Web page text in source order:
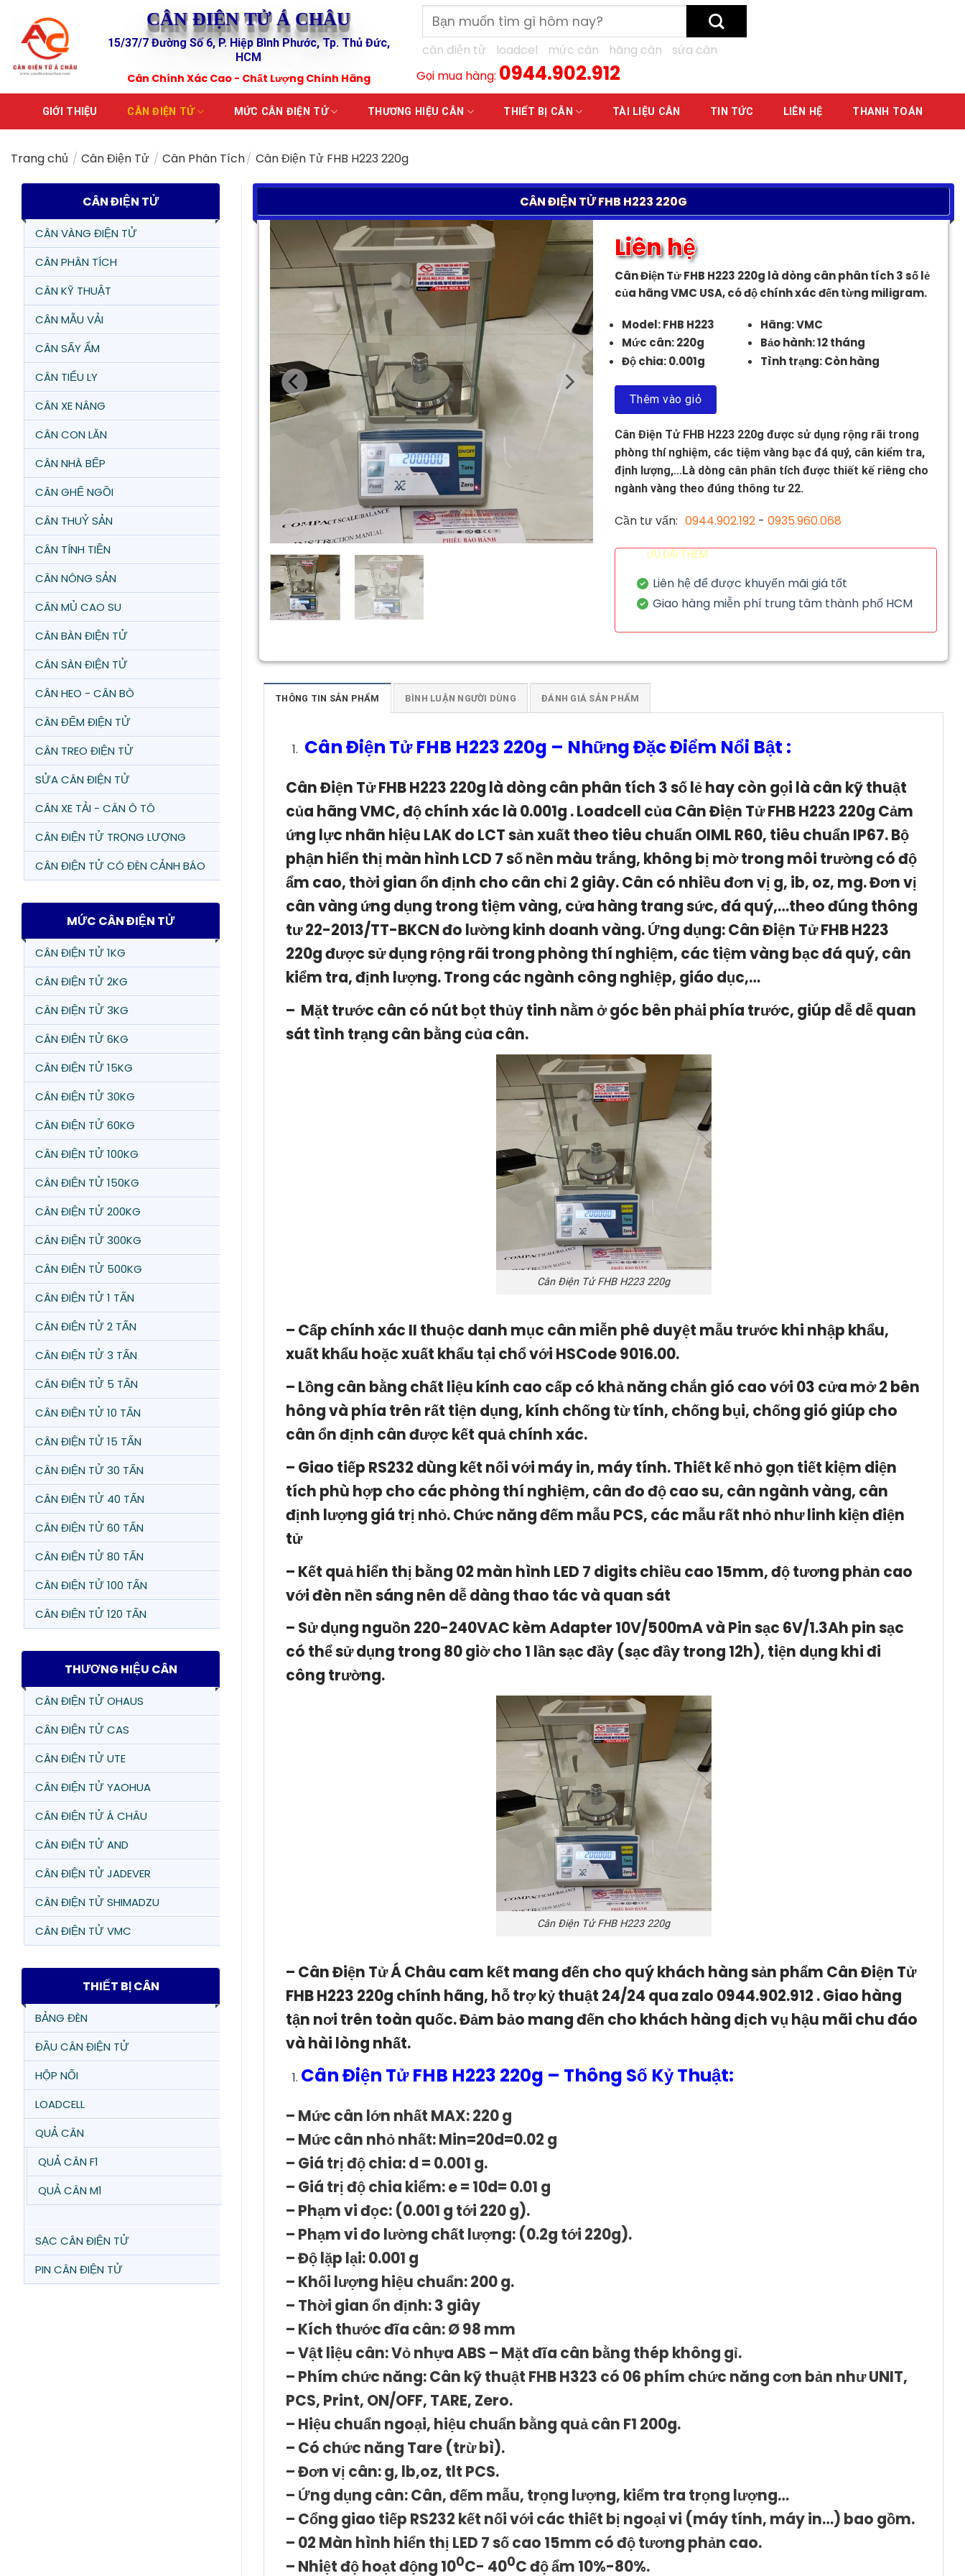
content
CÂN ĐIỆN TỬ Á CHÂU
15/37/7 Đường Số 6, P. Hiệp Bình Phước, Tp. Thủ Đức,
HCM
Cân Chính Xác Cao - Chất Lượng Chính Hãng
Tìm
kiếm:
cân điện tử
loadcel mức cân hãng cân
sứa cân
Gọi mua hàng: 0944.902.912
GIỚI THIỆU CÂN ĐIỆN TỬ MỨC CÂN ĐIỆN TỬ THƯƠNG HIỆU CÂN THIẾT BỊ CÂN TÀI LIỆU CÂN TIN TỨC LIÊN HỆ THANH TOÁN
Trang chủ / Cân Điện Tử / Cân Phân Tích/ Cân Điện Tử FHB H223 220g
CÂN ĐIỆN TỬ
CÂN VÀNG ĐIỆN TỬ
CÂN PHÂN TÍCH
CÂN KỸ THUẬT
CÂN MẪU VẢI
CÂN SẤY ẨM
CÂN TIỂU LY
CÂN XE NÂNG
CÂN CON LĂN
CÂN NHÀ BẾP
CÂN GHẾ NGỒI
CÂN THUỶ SẢN
CÂN TÍNH TIỀN
CÂN NÔNG SẢN
CÂN MỦ CAO SU
CÂN BÀN ĐIỆN TỬ
CÂN SÀN ĐIỆN TỬ
CÂN HEO - CÂN BÒ
CÂN ĐẾM ĐIỆN TỬ
CÂN TREO ĐIỆN TỬ
SỬA CÂN ĐIỆN TỬ
CÂN XE TẢI - CÂN Ô TÔ
CÂN ĐIỆN TỬ TRỌNG LƯỢNG
CÂN ĐIỆN TỬ CÓ ĐÈN CẢNH BÁO
MỨC CÂN ĐIỆN TỬ
CÂN ĐIỆN TỬ 1KG
CÂN ĐIỆN TỬ 2KG
CÂN ĐIỆN TỬ 3KG
CÂN ĐIỆN TỬ 6KG
CÂN ĐIỆN TỬ 15KG
CÂN ĐIỆN TỬ 30KG
CÂN ĐIỆN TỬ 60KG
CÂN ĐIỆN TỬ 100KG
CÂN ĐIỆN TỬ 150KG
CÂN ĐIỆN TỬ 200KG
CÂN ĐIỆN TỬ 300KG
CÂN ĐIỆN TỬ 500KG
CÂN ĐIỆN TỬ 1 TẤN
CÂN ĐIỆN TỬ 2 TẤN
CÂN ĐIỆN TỬ 3 TẤN
CÂN ĐIỆN TỬ 5 TẤN
CÂN ĐIỆN TỬ 10 TẤN
CÂN ĐIỆN TỬ 15 TẤN
CÂN ĐIỆN TỬ 30 TẤN
CÂN ĐIỆN TỬ 40 TẤN
CÂN ĐIỆN TỬ 60 TẤN
CÂN ĐIỆN TỬ 80 TẤN
CÂN ĐIỆN TỬ 100 TẤN
CÂN ĐIỆN TỬ 120 TẤN
THƯƠNG HIỆU CÂN
CÂN ĐIỆN TỬ OHAUS
CÂN ĐIỆN TỬ CAS
CÂN ĐIỆN TỬ UTE
CÂN ĐIỆN TỬ YAOHUA
CÂN ĐIỆN TỬ Á CHÂU
CÂN ĐIỆN TỬ AND
CÂN ĐIỆN TỬ JADEVER
CÂN ĐIỆN TỬ SHIMADZU
CÂN ĐIỆN TỬ VMC
THIẾT BỊ CÂN
BẢNG ĐÈN
ĐẦU CÂN ĐIỆN TỬ
HỘP NỐI
LOADCELL
QUẢ CÂN
QUẢ CÂN F1
QUẢ CÂN M1
SẠC CÂN ĐIỆN TỬ
PIN CÂN ĐIỆN TỬ
CÂN ĐIỆN TỬ FHB H223 220G
Liên hệ
Cân Điện Tử FHB H223 220g là dòng cân phân tích 3 số lẻ
của hãng VMC USA, có độ chính xác đến từng miligram.
Model: FHB H223
Mức cân: 220g
Độ chia: 0.001g
Hãng: VMC
Bảo hành: 12 tháng
Tình trạng: Còn hàng
Thêm vào giỏ
Cân Điện Tử FHB H223 220g được sử dụng rộng rãi trong
phòng thí nghiệm, các tiệm vàng bạc đá quý, cân kiểm tra,
định lượng,...Là dòng cân phân tích được thiết kế riêng cho
ngành vàng theo đúng thông tư 22.
Cần tư vấn: 0944.902.192- 0935.960.068
ƯU ĐÃI THÊM
Liên hệ để được khuyến mãi giá tốt
Giao hàng miễn phí trung tâm thành phố HCM
THÔNG TIN SẢN PHẨM BÌNH LUẬN NGƯỜI DÙNG ĐÁNH GIÁ SẢN PHẨM
Cân Điện Tử FHB H223 220g – Những Đặc Điểm Nổi Bật :
Cân Điện Tử FHB H223 220g là dòng cân phân tích 3 số lẻ hay còn gọi là cân kỹ thuật
của hãng VMC, độ chính xác là 0.001g . Loadcell của Cân Điện Tử FHB H223 220g Cảm
ứng lực nhãn hiệu LAK do LCT sản xuất theo tiêu chuẩn OIML R60, tiêu chuẩn IP67. Bộ
phận hiển thị màn hình LCD 7 số nền màu trắng, không bị mờ trong môi trường có độ
ẩm cao, thời gian ổn định cho cân chỉ 2 giây. Cân có nhiều đơn vị g, ib, oz, mg. Đơn vị
cân vàng ứng dụng trong tiệm vàng, cửa hàng trang sức, đá quý,…theo đúng thông
tư 22-2013/TT-BKCN đo lường kinh doanh vàng.Ứng dụng: Cân Điện Tử FHB H223
220g được sử dụng rộng rãi trong phòng thí nghiệm, các tiệm vàng bạc đá quý, cân
kiểm tra, định lượng. Trong các ngành công nghiệp, giáo dục,…
– Mặt trước cân có nút bọt thủy tinh nằm ở góc bên phải phía trước, giúp dễ dễ quan
sát tình trạng cân bằng của cân.
Cân Điện Tử FHB H223 220g
– Cấp chính xác II thuộc danh mục cân miễn phê duyệt mẫu trước khi nhập khẩu,
xuất khẩu hoặc xuất khẩu tại chổ với HSCode 9016.00.
– Lồng cân bằng chất liệu kính cao cấp có khả năng chắn gió cao với 03 cửa mở 2 bên
hông và phía trên rất tiện dụng, kính chống từ tính, chống bụi, chống gió giúp cho
cân ổn định cân được kết quả chính xác.
– Giao tiếp RS232 dùng kết nối với máy in, máy tính. Thiết kế nhỏ gọn tiết kiệm diện
tích phù hợp cho các phòng thí nghiệm, cân đo độ cao su, cân ngành vàng, cân
định lượng giá trị nhỏ. Chức năng đếm mẫu PCS, các mẫu rất nhỏ như linh kiện điện
tử
– Kết quả hiển thị bằng 02 màn hình LED 7 digits chiều cao 15mm, độ tương phản cao
với đèn nền sáng nên dễ dàng thao tác và quan sát
– Sử dụng nguồn 220-240VAC kèm Adapter 10V/500mA và Pin sạc 6V/1.3Ah pin sạc
có thể sử dụng trong 80 giờ cho 1 lần sạc đầy (sạc đầy trong 12h), tiện dụng khi đi
công trường.
Cân Điện Tử FHB H223 220g
– Cân Điện Tử Á Châu cam kết mang đến cho quý khách hàng sản phẩm Cân Điện Tử
FHB H223 220g chính hãng, hỗ trợ kỷ thuật 24/24 qua zalo 0944.902.912 . Giao hàng
tận nơi trên toàn quốc. Đảm bảo mang đến cho khách hàng dịch vụ hậu mãi chu đáo
và hài lòng nhất.
Cân Điện Tử FHB H223 220g – Thông Số Kỷ Thuật:
– Mức cân lớn nhất MAX:220 g
– Mức cân nhỏ nhất: Min=20d=0.02 g
– Giá trị độ chia: d = 0.001 g.
– Giá trị độ chia kiểm: e = 10d= 0.01 g
– Phạm vi đọc: (0.001 g tới 220 g).
– Phạm vi đo lường chất lượng: (0.2g tới 220g).
– Độ lặp lại: 0.001 g
– Khối lượng hiệu chuẩn: 200 g.
– Thời gian ổn định: 3 giây
– Kích thước đĩa cân: Ø 98 mm
– Vật liệu cân: Vỏ nhựa ABS – Mặt đĩa cân bằng thép không gỉ.
– Phím chức năng: Cân kỹ thuật FHB H323 có 06 phím chức năng cơn bản nhưUNIT,
PCS, Print, ON/OFF, TARE, Zero.
– Hiệu chuẩn ngoại, hiệu chuẩn bằng quả cân F1 200g.
– Có chức năng Tare (trừ bì).
– Đơn vị cân: g, lb,oz, tlt PCS.
– Ứng dụng cân: Cân, đếm mẫu, trọng lượng, kiểm tra trọng lượng…
– Cổng giao tiếp RS232 kết nối với các thiết bị ngoại vi (máy tính, máy in…) bao gồm.
– 02 Màn hình hiển thị LED 7 số cao 15mm có độ tương phản cao.
– Nhiệt độ hoạt động 100C- 400C độ ẩm 10%-80%.